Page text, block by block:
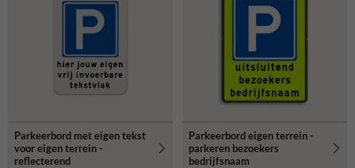
Parkeerbord met eigen tekst
voor eigen terrein -
reflecterend
Parkeerbord eigen terrein -
parkeren bezoekers
bedrijfsnaam